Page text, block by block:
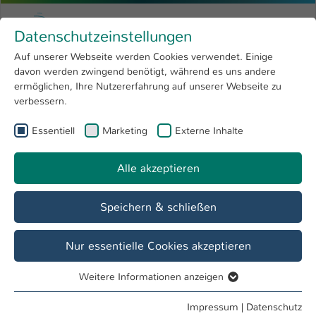
Menu
Forschung 4
Open submenu
Hochschule
International
Zum Hauptinhalt springen
Hochschule Kaiserslautern
Sie sind hier:
Studium
Informationen & Service
Datenschutzeinstellungen
Auf unserer Webseite werden Cookies verwendet. Einige
davon werden zwingend benötigt, während es uns andere
ermöglichen, Ihre Nutzererfahrung auf unserer Webseite zu
verbessern.
Essentiell Marketing Externe Inhalte
Alle akzeptieren
Speichern & schließen
Nur essentielle Cookies akzeptieren
Essentielle Cookies werden für grundlegende Funktionen
Weitere Informationen anzeigen
Impressum | Datenschutz